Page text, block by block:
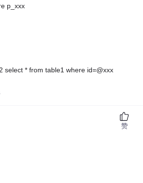
p_xxx
select * from table1 where id=@xxx
赞